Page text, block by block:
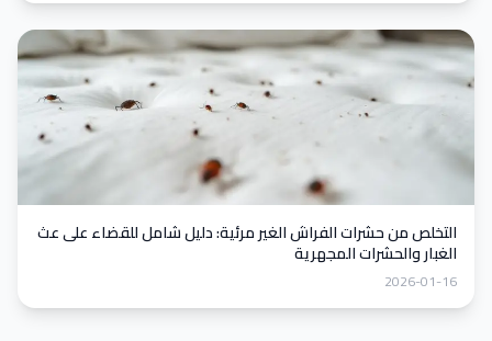
التخلص من حشرات الفراش الغير مرئية: دليل شامل للقضاء على عث
الغبار والحشرات المجهرية
2026-01-16